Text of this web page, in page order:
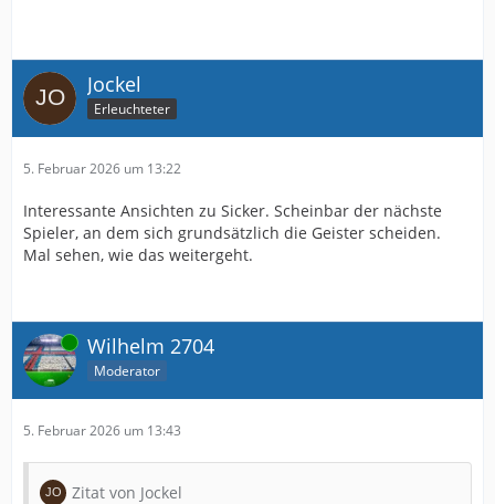
Jockel
Erleuchteter
5. Februar 2026 um 13:22
Interessante Ansichten zu Sicker. Scheinbar der nächste
Spieler, an dem sich grundsätzlich die Geister scheiden.
Mal sehen, wie das weitergeht.
Online Wilhelm 2704
Moderator
5. Februar 2026 um 13:43
Zitat von Jockel